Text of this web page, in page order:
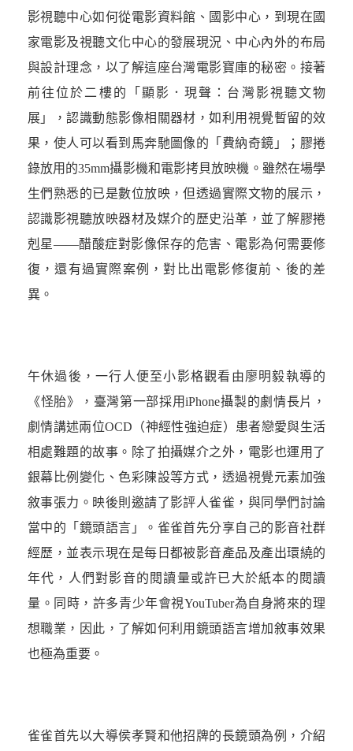
影視聽中心如何從電影資料館、國影中心，到現在國
家電影及視聽文化中心的發展現況、中心內外的布局
與設計理念，以了解這座台灣電影寶庫的秘密。接著
前往位於二樓的「顯影．現聲：台灣影視聽文物
展」，認識動態影像相關器材，如利用視覺暫留的效
果，使人可以看到馬奔馳圖像的「費納奇鏡」；膠捲
錄放用的35mm攝影機和電影拷貝放映機。雖然在場學
生們熟悉的已是數位放映，但透過實際文物的展示，
認識影視聽放映器材及媒介的歷史沿革，並了解膠捲
剋星­—­—醋酸症對影像保存的危害、電影為何需要修
復，還有過實際案例，對比出電影修復前、後的差
異。
午休過後，一行人便至小影格觀看由廖明毅執導的
《怪胎》，臺灣第一部採用iPhone攝製的劇情長片，
劇情講述兩位OCD（神經性強迫症）患者戀愛與生活
相處難題的故事。除了拍攝媒介之外，電影也運用了
銀幕比例變化、色彩陳設等方式，透過視覺元素加強
敘事張力。映後則邀請了影評人雀雀，與同學們討論
當中的「鏡頭語言」。雀雀首先分享自己的影音社群
經歷，並表示現在是每日都被影音產品及產出環繞的
年代，人們對影音的閱讀量或許已大於紙本的閱讀
量。同時，許多青少年會視YouTuber為自身將來的理
想職業，因此，了解如何利用鏡頭語言增加敘事效果
也極為重要。
雀雀首先以大導侯孝賢和他招牌的長鏡頭為例，介紹